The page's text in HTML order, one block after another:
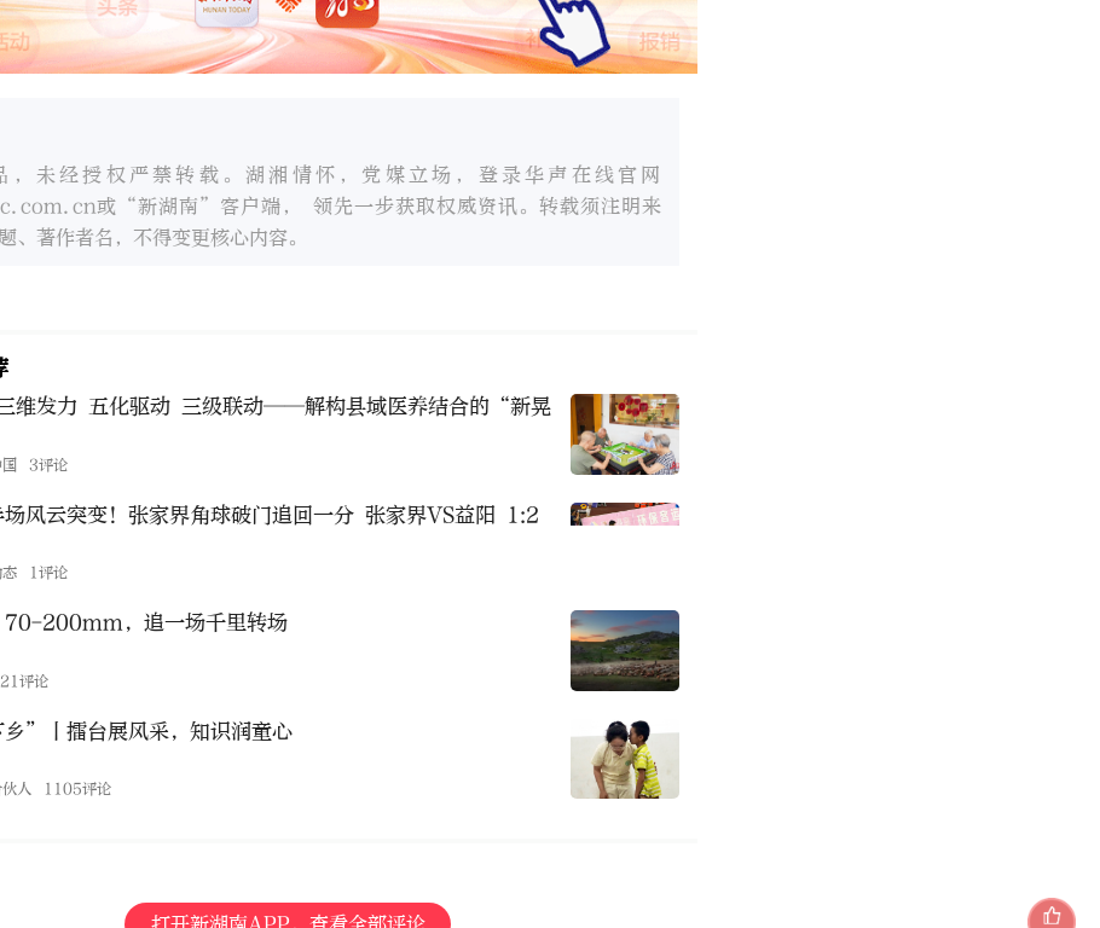
，未经授权严禁转载。湖湘情怀，党媒立场，登录华声在线官网
或“新湖南”客户端， 领先一步获取权威资讯。转载须注明来
、著作者名，不得变更核心内容。
维发力 五化驱动 三级联动——解构县域医养结合的“新晃
3评论
场风云突变！张家界角球破门追回一分 张家界VS益阳 1:2
1评论
70-200mm，追一场千里转场
21评论
”丨擂台展风采，知识润童心
人 1105评论